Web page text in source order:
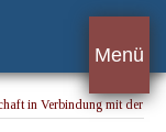
Menü
in Verbindung mit der